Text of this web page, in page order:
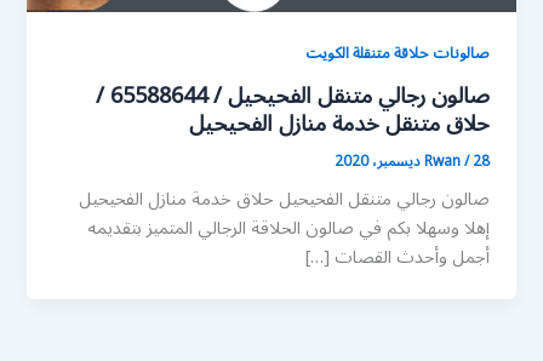
صالونات حلاقة متنقلة الكويت
صالون رجالي متنقل الفحيحيل / 65588644 /
حلاق متنقل خدمة منازل الفحيحيل
Rwan/28 ديسمبر، 2020
صالون رجالي متنقل الفحيحيل حلاق خدمة منازل الفحيحيل
إهلا وسهلا بكم في صالون الحلاقة الرجالي المتميز بتقديمه
أجمل وأحدث القصات […]